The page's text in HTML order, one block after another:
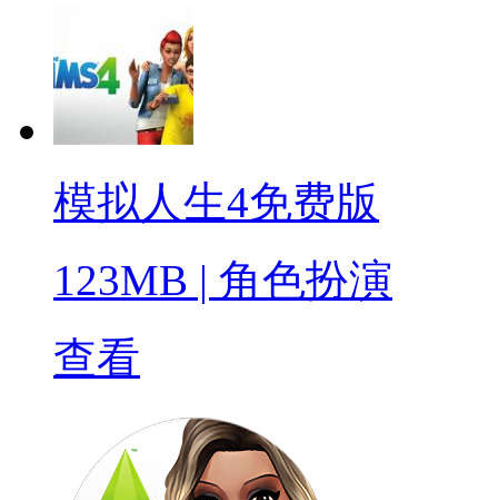
模拟人生4免费版
123MB | 角色扮演
查看